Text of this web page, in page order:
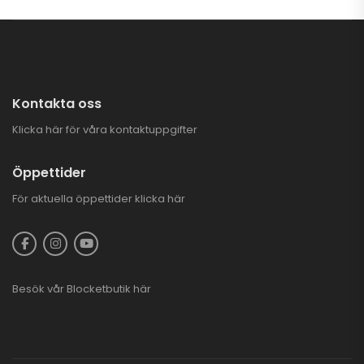
Kontakta oss
Klicka här för våra kontaktuppgifter
Öppettider
För aktuella öppettider klicka här
Besök vår Blocketbutik här